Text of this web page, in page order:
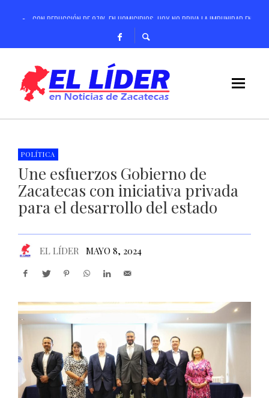
CON REDUCCIÓN DE 97% EN HOMICIDIOS, HOY NO PRIVA LA IMPUNIDAD EN
CON INVERSIÓN SUPERIOR A 96 MIL MILLONES DE PESOS, IMPULSA
CONTINUARÁ SSZ CON ESTERILIZACIONES GRATUITAS EN PERROS Y GATOS
SERÁ GUADALUPE EL PRIMER MUNICIPIO EN IZAR BANDERA BLANCA EN
REALIZARÁ GOBIERNO DE ZACATECAS ANÁLISIS A FONDO SOBRE BACHILLERATO
CONTINÚA GOBIERNO DE ZACATECAS CAMPAÑAS PERMANENTES DEL
POLÍTICA
Une esfuerzos Gobierno de
Zacatecas con iniciativa privada
para el desarrollo del estado
EL LÍDER MAYO 8, 2024